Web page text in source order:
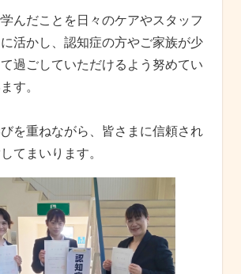
んだことを日々のケアやスタッフ
活かし、認知症の方やご家族が少
過ごしていただけるよう努めてい
す。
を重ねながら、皆さまに信頼され
てまいります。